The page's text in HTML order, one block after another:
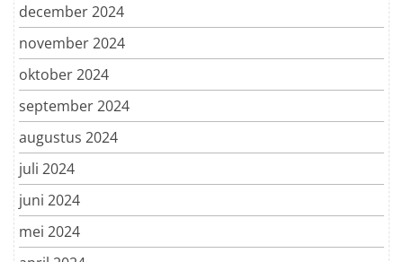
december 2024
november 2024
oktober 2024
september 2024
augustus 2024
juli 2024
juni 2024
mei 2024